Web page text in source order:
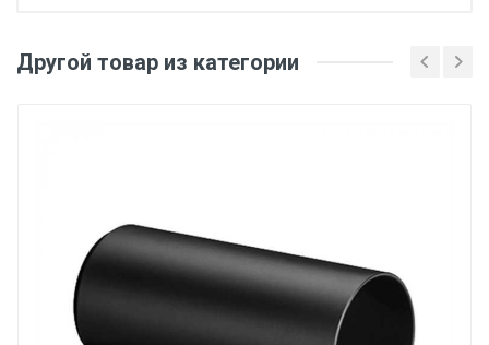
Другой товар из категории